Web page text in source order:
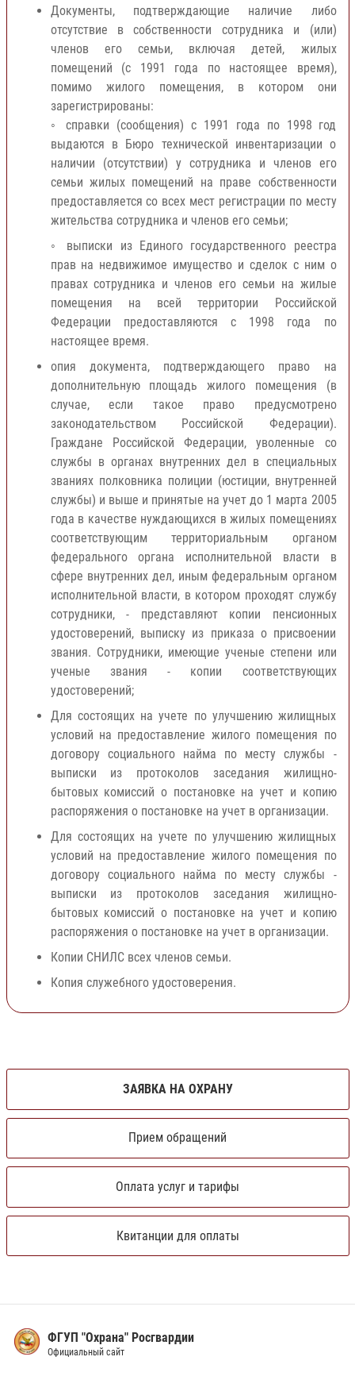
Документы, подтверждающие наличие либо
отсутствие в собственности сотрудника и (или)
членов его семьи, включая детей, жилых
помещений (с 1991 года по настоящее время),
помимо жилого помещения, в котором они
зарегистрированы:
◦ справки (сообщения) с 1991 года по 1998 год
выдаются в Бюро технической инвентаризации о
наличии (отсутствии) у сотрудника и членов его
семьи жилых помещений на праве собственности
предоставляется со всех мест регистрации по месту
жительства сотрудника и членов его семьи;
◦ выписки из Единого государственного реестра
прав на недвижимое имущество и сделок с ним о
правах сотрудника и членов его семьи на жилые
помещения на всей территории Российской
Федерации предоставляются с 1998 года по
настоящее время.
опия документа, подтверждающего право на
дополнительную площадь жилого помещения (в
случае, если такое право предусмотрено
законодательством Российской Федерации).
Граждане Российской Федерации, уволенные со
службы в органах внутренних дел в специальных
званиях полковника полиции (юстиции, внутренней
службы) и выше и принятые на учет до 1 марта 2005
года в качестве нуждающихся в жилых помещениях
соответствующим территориальным органом
федерального органа исполнительной власти в
сфере внутренних дел, иным федеральным органом
исполнительной власти, в котором проходят службу
сотрудники, - представляют копии пенсионных
удостоверений, выписку из приказа о присвоении
звания. Сотрудники, имеющие ученые степени или
ученые звания - копии соответствующих
удостоверений;
Для состоящих на учете по улучшению жилищных
условий на предоставление жилого помещения по
договору социального найма по месту службы -
выписки из протоколов заседания жилищно-
бытовых комиссий о постановке на учет и копию
распоряжения о постановке на учет в организации.
Для состоящих на учете по улучшению жилищных
условий на предоставление жилого помещения по
договору социального найма по месту службы -
выписки из протоколов заседания жилищно-
бытовых комиссий о постановке на учет и копию
распоряжения о постановке на учет в организации.
Копии СНИЛС всех членов семьи.
Копия служебного удостоверения.
ЗАЯВКА НА ОХРАНУ
Прием обращений
Оплата услуг и тарифы
Квитанции для оплаты
Правительство Ярославской